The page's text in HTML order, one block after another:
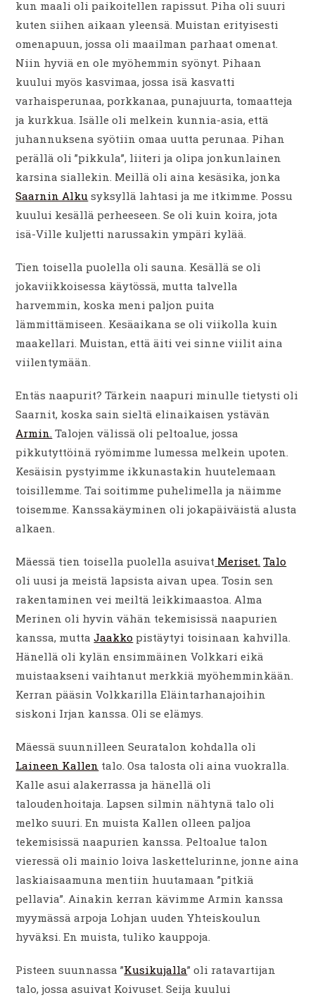
kun maali oli paikoitellen rapissut. Piha oli suuri
kuten siihen aikaan yleensä. Muistan erityisesti
omenapuun, jossa oli maailman parhaat omenat.
Niin hyviä en ole myöhemmin syönyt. Pihaan
kuului myös kasvimaa, jossa isä kasvatti
varhaisperunaa, porkkanaa, punajuurta, tomaatteja
ja kurkkua. Isälle oli melkein kunnia-asia, että
juhannuksena syötiin omaa uutta perunaa. Pihan
perällä oli ”pikkula”, liiteri ja olipa jonkunlainen
karsina siallekin. Meillä oli aina kesäsika, jonka
Saarnin Alku syksyllä lahtasi ja me itkimme. Possu
kuului kesällä perheeseen. Se oli kuin koira, jota
isä-Ville kuljetti narussakin ympäri kylää.
Tien toisella puolella oli sauna. Kesällä se oli
jokaviikkoisessa käytössä, mutta talvella
harvemmin, koska meni paljon puita
lämmittämiseen. Kesäaikana se oli viikolla kuin
maakellari. Muistan, että äiti vei sinne viilit aina
viilentymään.
Entäs naapurit? Tärkein naapuri minulle tietysti oli
Saarnit, koska sain sieltä elinaikaisen ystävän
Armin. Talojen välissä oli peltoalue, jossa
pikkutyttöinä ryömimme lumessa melkein upoten.
Kesäisin pystyimme ikkunastakin huutelemaan
toisillemme. Tai soitimme puhelimella ja näimme
toisemme. Kanssakäyminen oli jokapäiväistä alusta
alkaen.
Mäessä tien toisella puolella asuivat Meriset. Talo
oli uusi ja meistä lapsista aivan upea. Tosin sen
rakentaminen vei meiltä leikkimaastoa. Alma
Merinen oli hyvin vähän tekemisissä naapurien
kanssa, muttaJaakko pistäytyi toisinaan kahvilla.
Hänellä oli kylän ensimmäinen Volkkari eikä
muistaakseni vaihtanut merkkiä myöhemminkään.
Kerran pääsin Volkkarilla Eläintarhanajoihin
siskoni Irjan kanssa. Oli se elämys.
Mäessä suunnilleen Seuratalon kohdalla oli
Laineen Kallen talo. Osa talosta oli aina vuokralla.
Kalle asui alakerrassa ja hänellä oli
taloudenhoitaja. Lapsen silmin nähtynä talo oli
melko suuri. En muista Kallen olleen paljoa
tekemisissä naapurien kanssa. Peltoalue talon
vieressä oli mainio loiva laskettelurinne, jonne aina
laskiaisaamuna mentiin huutamaan ”pitkiä
pellavia”. Ainakin kerran kävimme Armin kanssa
myymässä arpoja Lohjan uuden Yhteiskoulun
hyväksi. En muista, tuliko kauppoja.
Pisteen suunnassa ”Kusikujalla” oli ratavartijan
talo, jossa asuivat Koivuset. Seija kuului